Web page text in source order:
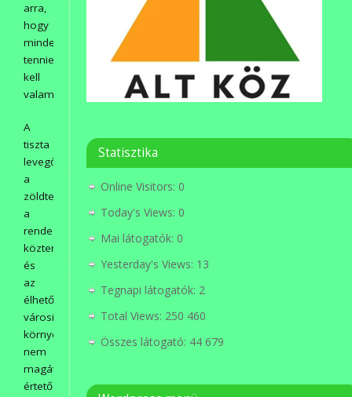
arra,
hogy
mindenkinek
tennie
kell
valamit.
A
tiszta
levegő,
a
zöldterületek,
a
rendezett
közterek
és
az
élhető
városi
környezet
nem
magától
értetődő,
Statisztika
Online Visitors: 0
Today's Views: 0
Mai látogatók: 0
Yesterday's Views: 13
Tegnapi látogatók: 2
Total Views: 250 460
Összes látogató: 44 679